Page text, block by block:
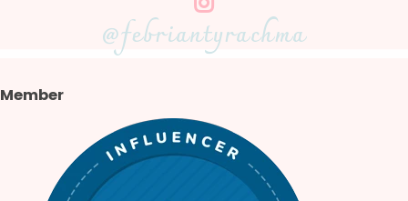
@febriantyrachma
Member